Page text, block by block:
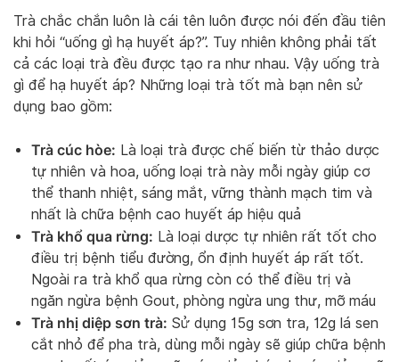
Trà chắc chắn luôn là cái tên luôn được nói đến đầu tiên
khi hỏi “uống gì hạ huyết áp?”. Tuy nhiên không phải tất
cả các loại trà đều được tạo ra như nhau. Vậy uống trà
gì để hạ huyết áp? Những loại trà tốt mà bạn nên sử
dụng bao gồm:
Trà cúc hòe: Là loại trà được chế biến từ thảo dược
tự nhiên và hoa, uống loại trà này mỗi ngày giúp cơ
thể thanh nhiệt, sáng mắt, vững thành mạch tim và
nhất là chữa bệnh cao huyết áp hiệu quả
Trà khổ qua rừng: Là loại dược tự nhiên rất tốt cho
điều trị bệnh tiểu đường, ổn định huyết áp rất tốt.
Ngoài ra trà khổ qua rừng còn có thể điều trị và
ngăn ngừa bệnh Gout, phòng ngừa ung thư, mỡ máu
Trà nhị diệp sơn trà: Sử dụng 15g sơn tra, 12g lá sen
cắt nhỏ để pha trà, dùng mỗi ngày sẽ giúp chữa bệnh